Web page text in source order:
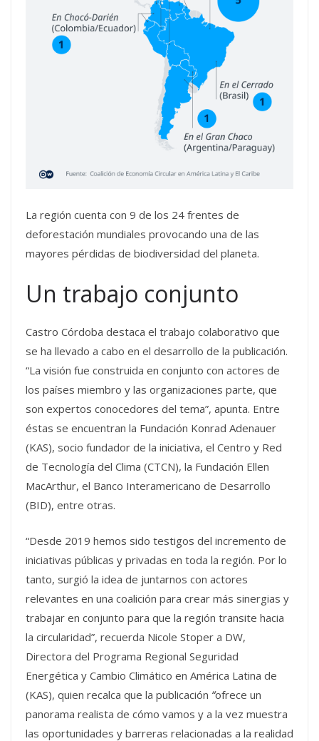
La región cuenta con 9 de los 24 frentes de
deforestación mundiales provocando una de las
mayores pérdidas de biodiversidad del planeta.
Un trabajo conjunto
Castro Córdoba destaca el trabajo colaborativo que
se ha llevado a cabo en el desarrollo de la publicación.
“La visión fue construida en conjunto con actores de
los países miembro y las organizaciones parte, que
son expertos conocedores del tema”, apunta. Entre
éstas se encuentran la Fundación Konrad Adenauer
(KAS), socio fundador de la iniciativa, el Centro y Red
de Tecnología del Clima (CTCN), la Fundación Ellen
MacArthur, el Banco Interamericano de Desarrollo
(BID), entre otras.
“Desde 2019 hemos sido testigos del incremento de
iniciativas públicas y privadas en toda la región. Por lo
tanto, surgió la idea de juntarnos con actores
relevantes en una coalición para crear más sinergias y
trabajar en conjunto para que la región transite hacia
la circularidad”, recuerda Nicole Stoper a DW,
Directora del Programa Regional Seguridad
Energética y Cambio Climático en América Latina de
(KAS), quien recalca que la publicación “ofrece un
panorama realista de cómo vamos y a la vez muestra
las oportunidades y barreras relacionadas a la realidad